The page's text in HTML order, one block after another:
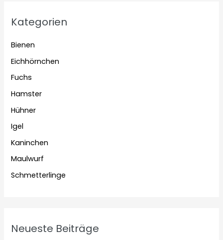
Kategorien
Bienen
Eichhörnchen
Fuchs
Hamster
Hühner
Igel
Kaninchen
Maulwurf
Schmetterlinge
Neueste Beiträge